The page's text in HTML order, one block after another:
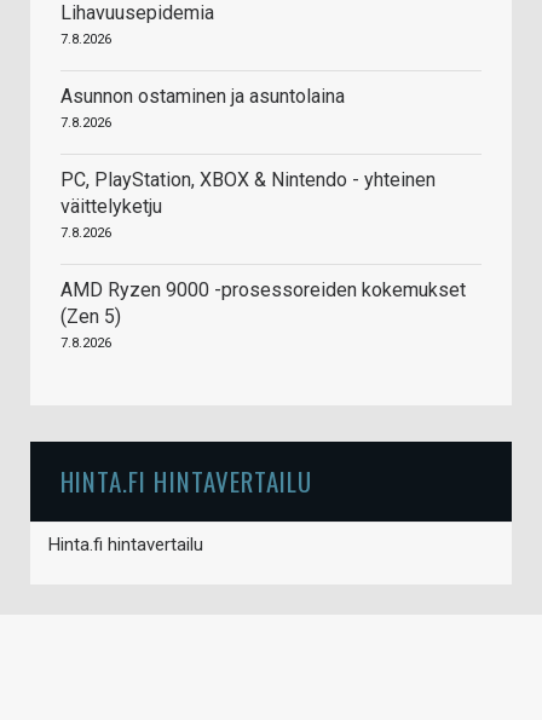
Lihavuusepidemia
7.8.2026
Asunnon ostaminen ja asuntolaina
7.8.2026
PC, PlayStation, XBOX & Nintendo - yhteinen
väittelyketju
7.8.2026
AMD Ryzen 9000 -prosessoreiden kokemukset
(Zen 5)
7.8.2026
HINTA.FI HINTAVERTAILU
Hinta.fi hintavertailu